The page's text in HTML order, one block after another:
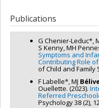
Co-researchers :
Funding sources:CRSH/
humaines du Canada
Grant programs:
Publications
G Chenier-Leduc*,
S Kenny, MH
Symptoms and
Contributing Role
of Child and Family
F Labelle*, MJ
Ouellette. (2023).
Referred
Psychology 38 (2),